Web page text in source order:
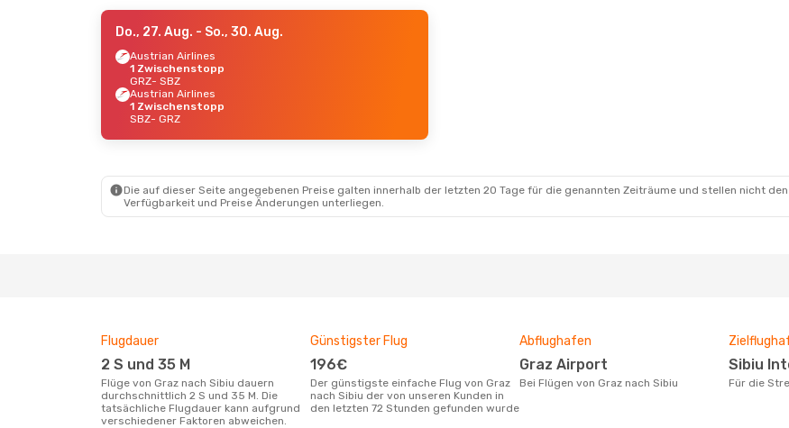
Do., 27. Aug. - So., 30. Aug.
Austrian Airlines
1 Zwischenstopp
GRZ- SBZ
Austrian Airlines
1 Zwischenstopp
SBZ- GRZ
Die auf dieser Seite angegebenen Preise galten innerhalb der letzten 20 Tage für die genannten Zeiträume und stellen nicht
Verfügbarkeit und Preise Änderungen unterliegen.
Flugdauer
2 S und 35 M
Flüge von Graz nach Sibiu dauern
durchschnittlich 2 S und 35 M. Die
tatsächliche Flugdauer kann aufgrund
verschiedener Faktoren abweichen.
Günstigster Flug
196€
Der günstigste einfache Flug von Graz
nach Sibiu der von unseren Kunden in
den letzten 72 Stunden gefunden wurde
Abflughafen
Graz Airport
Bei Flügen von Graz nach Sibiu
Sibiu
Für die